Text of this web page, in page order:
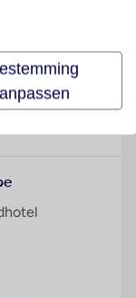
en een
het internet.
ontspanning
van het
die met de